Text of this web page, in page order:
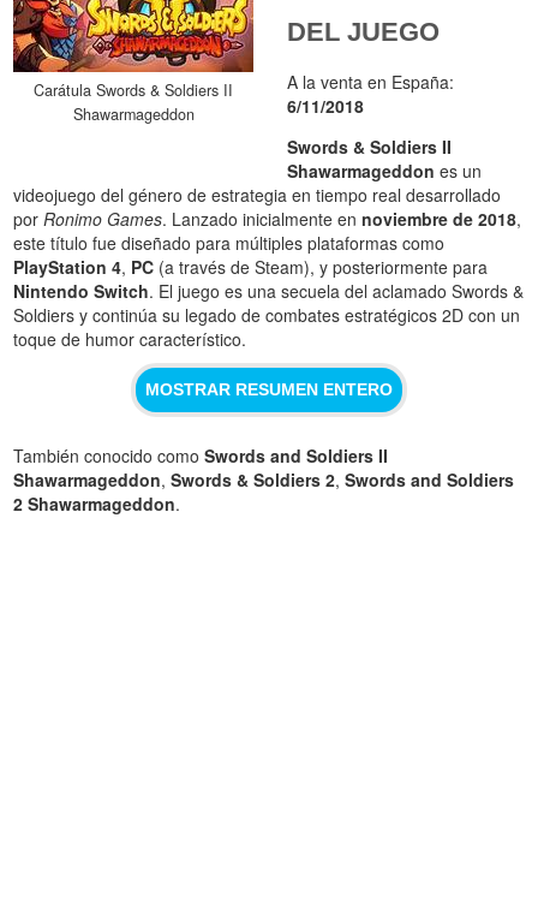
Carátula Swords & Soldiers II
Shawarmageddon
DEL JUEGO
A la venta en España:
6/11/2018
Swords & Soldiers II
Shawarmageddon es un
videojuego del género de estrategia en tiempo real desarrollado
por Ronimo Games. Lanzado inicialmente ennoviembre de 2018,
este título fue diseñado para múltiples plataformas como
PlayStation 4, PC (a través de Steam), y posteriormente para
Nintendo Switch. El juego es una secuela del aclamado Swords &
Soldiers y continúa su legado de combates estratégicos 2D con un
toque de humor característico.
MOSTRAR RESUMEN ENTERO
También conocido comoSwords and Soldiers II
Shawarmageddon,Swords & Soldiers 2,Swords and Soldiers
2 Shawarmageddon.